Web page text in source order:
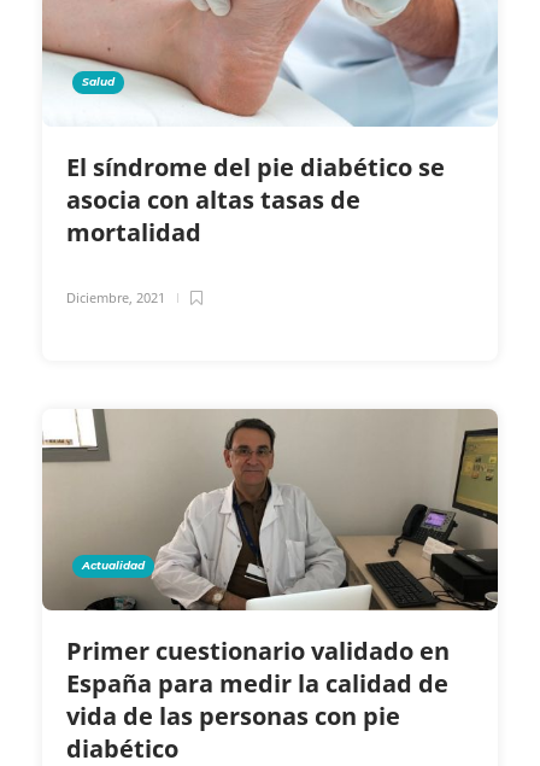
Salud
El síndrome del pie diabético se
asocia con altas tasas de
mortalidad
Diciembre, 2021
Actualidad
Primer cuestionario validado en
España para medir la calidad de
vida de las personas con pie
diabético